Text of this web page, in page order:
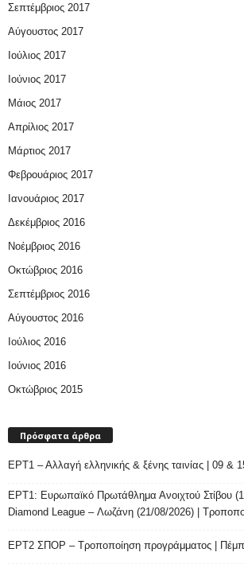
Σεπτέμβριος 2017
Αύγουστος 2017
Ιούλιος 2017
Ιούνιος 2017
Μάιος 2017
Απρίλιος 2017
Μάρτιος 2017
Φεβρουάριος 2017
Ιανουάριος 2017
Δεκέμβριος 2016
Νοέμβριος 2016
Οκτώβριος 2016
Σεπτέμβριος 2016
Αύγουστος 2016
Ιούλιος 2016
Ιούνιος 2016
Οκτώβριος 2015
Πρόσφατα άρθρα
ΕΡΤ1 – Αλλαγή ελληνικής & ξένης ταινίας | 09 &
ΕΡΤ1: Ευρωπαϊκό Πρωτάθλημα Ανοιχτού Στίβου
Diamond League – Λωζάνη (21/08/2026) |
ΕΡΤ2 ΣΠΟΡ – Τροποποίηση προγράμματος |